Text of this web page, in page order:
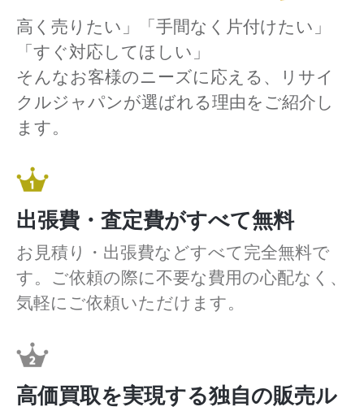
高く売りたい」「手間なく片付けたい」
「すぐ対応してほしい」
そんなお客様のニーズに応える、リサイ
クルジャパンが選ばれる理由をご紹介し
ます。
出張費・査定費がすべて無料
お見積り・出張費などすべて完全無料で
す。ご依頼の際に不要な費用の心配なく、
気軽にご依頼いただけます。
高価買取を実現する独自の販売ル